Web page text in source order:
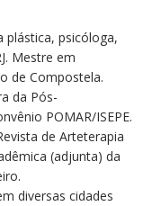
psicóloga,
Mestre em
de Compostela.
da Pós-
POMAR/ISEPE.
de Arteterapia
(adjunta) da
diversas cidades